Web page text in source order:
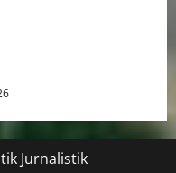
Jurnalistik